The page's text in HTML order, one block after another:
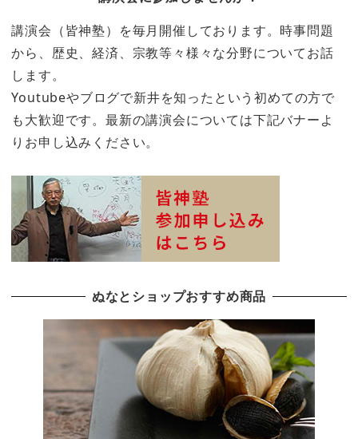
講演会（皆神塾）を毎月開催しております。時事問題
から、歴史、経済、宗教等々様々な分野についてお話
します。
Youtubeやブログで新井を知ったという初めての方で
も大歓迎です。最新の講演会については下記バナーよ
りお申し込みください。
ぬなとショップおすすめ商品